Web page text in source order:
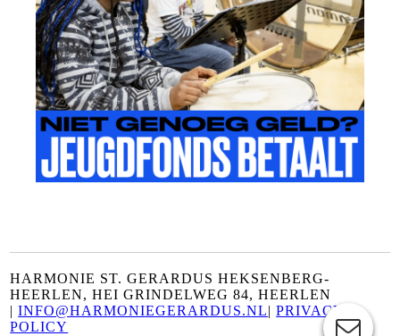
HARMONIE ST. GERARDUS HEKSENBERG-
HEERLEN, HEI GRINDELWEG 84, HEERLEN
|INFO@HARMONIEGERARDUS.NL|PRIVACY
POLICY